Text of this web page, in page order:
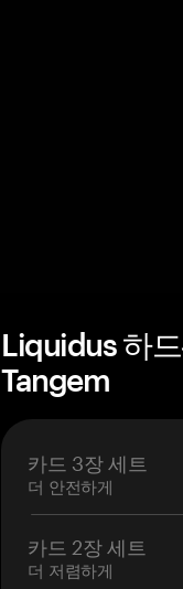
Liquidus 하
Tangem
카드 3장 세트
더 안전하게
카드 2장 세트
더 저렴하게